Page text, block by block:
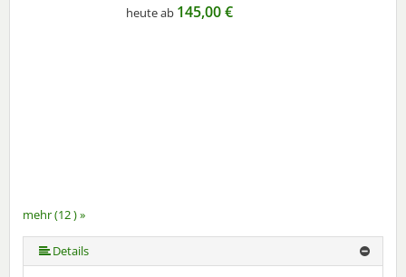
mehr (12 ) »
mehr (12 ) »
mehr (12 ) »
mehr (12 ) »
mehr (12 ) »
mehr (12 ) »
mehr (12 ) »
mehr (12 ) »
mehr (12 ) »
heute ab 145,00 €
Details